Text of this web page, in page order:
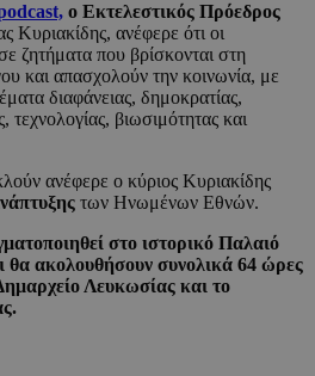
o Εκτελεστικός Πρόεδρος
Κυριακίδης, ανέφερε ότι οι
ζητήματα που βρίσκονται στη
και απασχολούν την κοινωνία, με
διαφάνειας, δημοκρατίας,
τεχνολογίας, βιωσιμότητας και
ανέφερε ο κύριος Κυριακίδης
των Ηνωμένων Εθνών.
στο ιστορικό Παλαιό
θα ακολουθήσουν συνολικά 64 ώρες
Λευκωσίας και το